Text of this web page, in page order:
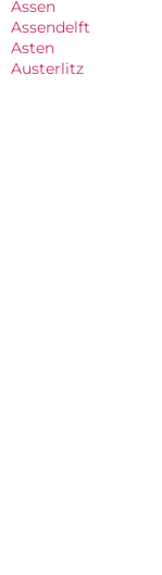
Assen
Assendelft
Asten
Austerlitz